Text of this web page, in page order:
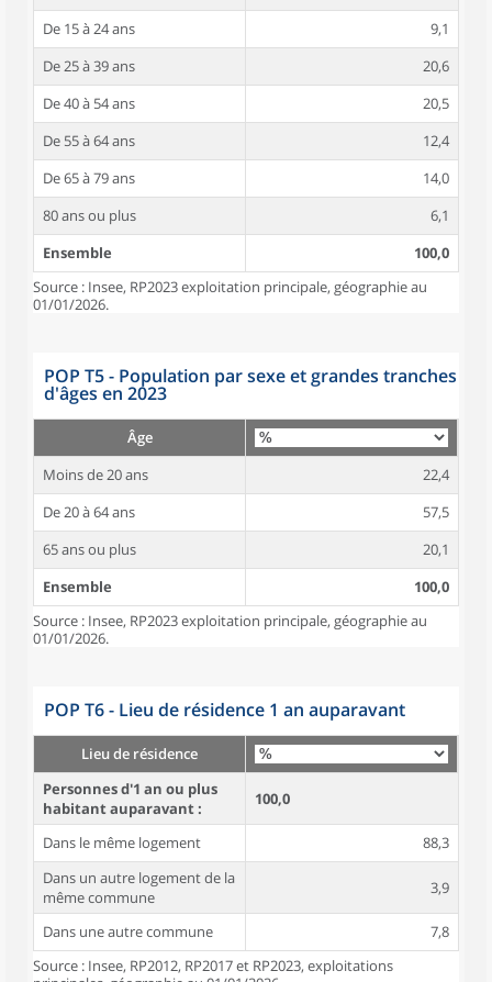
De 15 à 24 ans
9,1
De 25 à 39 ans
20,6
De 40 à 54 ans
20,5
De 55 à 64 ans
12,4
De 65 à 79 ans
14,0
80 ans ou plus
6,1
Ensemble
100,0
Source : Insee, RP2023 exploitation principale, géographie au
01/01/2026.
POP T5 - Population par sexe et grandes tranches
d'âges en 2023
Âge
Moins de 20 ans
22,4
De 20 à 64 ans
57,5
65 ans ou plus
20,1
Ensemble
100,0
Source : Insee, RP2023 exploitation principale, géographie au
01/01/2026.
POP T6 - Lieu de résidence 1 an auparavant
Lieu de résidence
Personnes d'1 an ou plus
habitant auparavant :
100,0
Dans le même logement
88,3
Dans un autre logement de la
même commune
3,9
Dans une autre commune
7,8
Source : Insee, RP2012, RP2017 et RP2023, exploitations